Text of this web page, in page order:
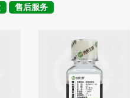
售后服务